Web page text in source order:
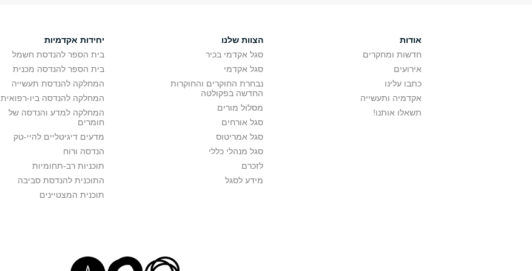
אודות
חדשות ומחקרים
אירועים
כתבו עלינו
אקדמיה ותעשייה
תשאלו אותנו!
הצוות שלנו
סגל אקדמי בכיר
סגל אקדמי
נבחרת החוקרים והחוקרות
החדשה בפקולטה
מסלול מורים
סגל אורחים
סגל אמריטוס
סגל מנהלי כללי
לזכרם
מידע לסגל
יחידות אקדמיות
בית הספר להנדסת חשמל
בית הספר להנדסה מכנית
המחלקה להנדסת תעשייה
המחלקה להנדסה ביו-רפואית
המחלקה למדע והנדסה של
חומרים
מדעים דיגיטליים להיי-טק
הנדסה ורוח
תוכניות רב-תחומיות
התוכנית להנדסת סביבה
תוכנית המצטיינים